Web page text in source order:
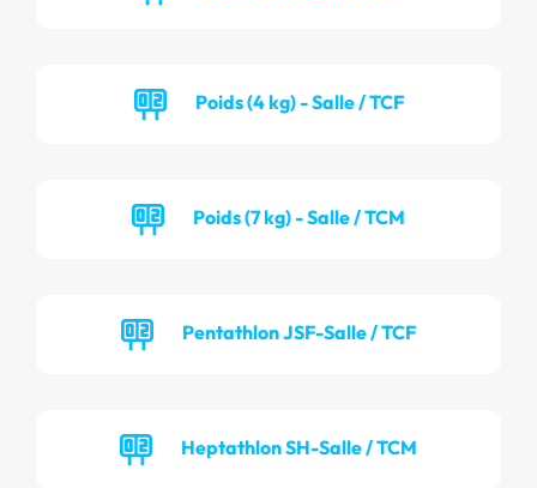
Poids (4 kg) - Salle / TCF
Poids (7 kg) - Salle / TCM
Pentathlon JSF-Salle / TCF
Heptathlon SH-Salle / TCM